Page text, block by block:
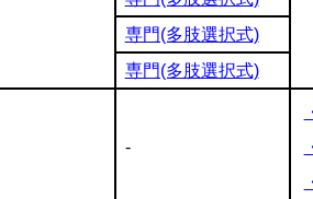
専門(多肢選択式)
専門(多肢選択式)
-